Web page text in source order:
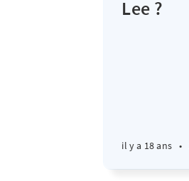
Lee ?
il y a 18 ans •